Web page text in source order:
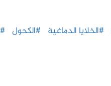
#الخلايا الدماغية #الكحول